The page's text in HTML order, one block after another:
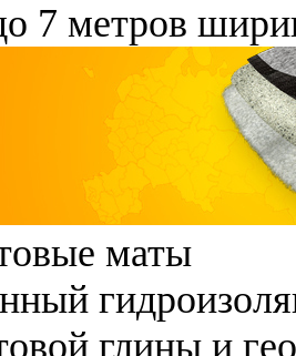
7 метров
маты
глины и